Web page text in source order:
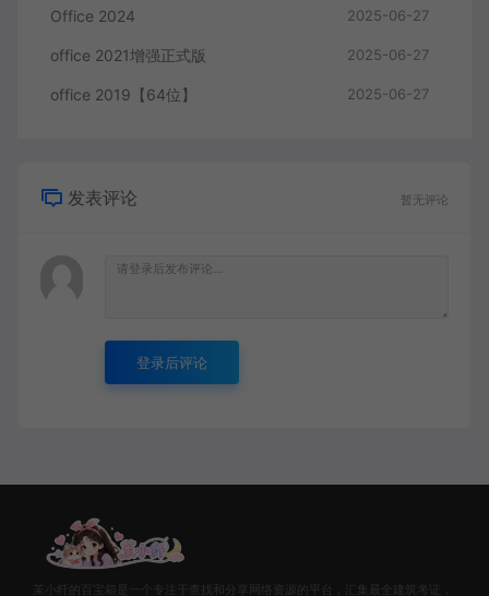
Office 2024 2025-06-27
office 2021增强正式版 2025-06-27
office 2019【64位】 2025-06-27
发表评论 暂无评论
登录后评论
茉小纤的百宝箱是一个专注于查找和分享网络资源的平台，汇集最全建筑考证，